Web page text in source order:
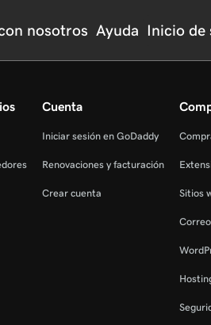
nosotros Ayuda Inicio de
Cuenta
Iniciar sesión en GoDaddy
Renovaciones y facturación
Crear cuenta Sitios